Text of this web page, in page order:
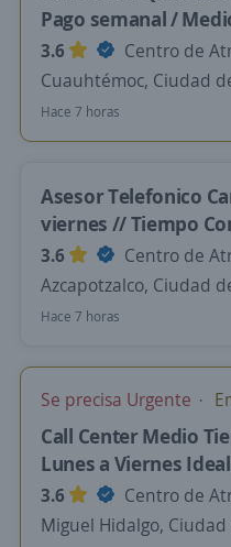
Pago semanal /
3.6
Centro de
Cuauhtémoc, Ciudad
Hace 7 horas
Asesor Telefonico
viernes // Tiempo
3.6
Centro de
Azcapotzalco, Ciudad
Hace 7 horas
Se precisa Urgente
Call Center Medio
Lunes a Viernes
3.6
Centro de
Miguel Hidalgo, Ciudad